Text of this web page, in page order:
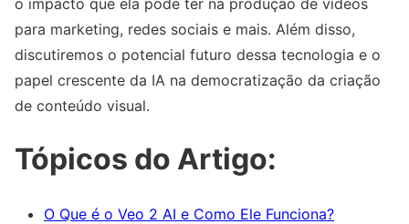
para marketing, redes sociais e mais. Além disso,
discutiremos o potencial futuro dessa tecnologia e o
papel crescente da IA na democratização da criação
de conteúdo visual.
Tópicos do Artigo:
O Que é o Veo 2 AI e Como Ele Funciona?